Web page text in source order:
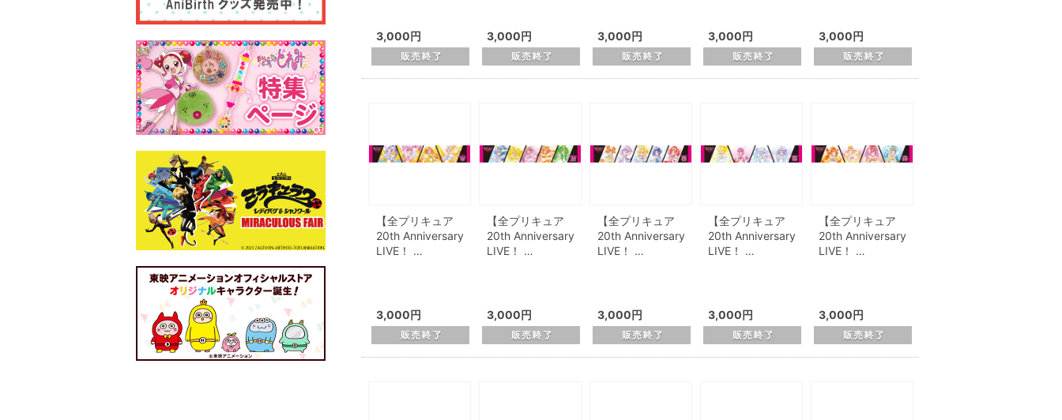
3,000円 3,000円 3,000円 3,000円 3,000円
【全プリキュア
20th Anniversary
LIVE！ …
3,000円
【全プリキュア
20th Anniversary
LIVE！ …
3,000円
【全プリキュア
20th Anniversary
LIVE！ …
3,000円
【全プリキュア
20th Anniversary
LIVE！ …
3,000円
【全プリキュア
20th Anniversary
LIVE！ …
3,000円